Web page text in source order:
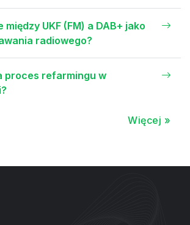
UKF (FM) a DAB+ jako
radiowego?
proces refarmingu w
Więcej »